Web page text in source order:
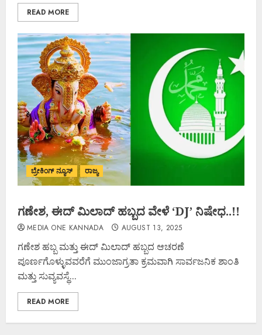
READ MORE
ಬ್ರೇಕಿಂಗ್ ನ್ಯೂಸ್ ರಾಜ್ಯ
ಗಣೇಶ, ಈದ್ ಮಿಲಾದ್ ಹಬ್ಬದ ವೇಳೆ ‘DJ’ ನಿಷೇಧ..!!
MEDIA ONE KANNADA AUGUST 13, 2025
ಗಣೇಶ ಹಬ್ಬ ಮತ್ತು ಈದ್ ಮಿಲಾದ್ ಹಬ್ಬದ ಆಚರಣೆ
ಪೂರ್ಣಗೊಳ್ಳುವವರೆಗೆ ಮುಂಜಾಗ್ರತಾ ಕ್ರಮವಾಗಿ ಸಾರ್ವಜನಿಕ ಶಾಂತಿ
ಮತ್ತು ಸುವ್ಯವಸ್ಥೆ...
READ MORE